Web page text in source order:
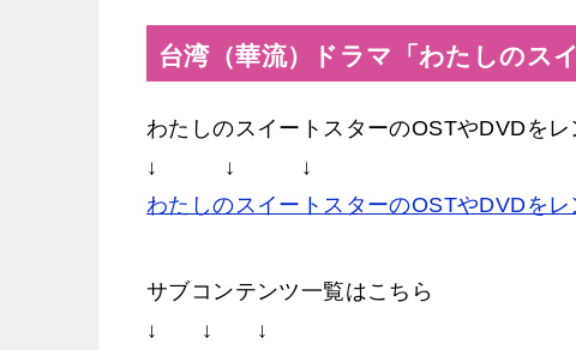
台湾（華流）ドラマ「わたしのス
わたしのスイートスターのOSTやDVDをレ
↓ ↓ ↓
わたしのスイートスターのOSTやDVDをレ
サブコンテンツ一覧はこちら
↓ ↓ ↓